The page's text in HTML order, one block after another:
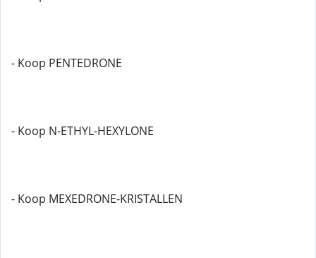
- Koop PENTEDRONE
- Koop N-ETHYL-HEXYLONE
- Koop MEXEDRONE-KRISTALLEN